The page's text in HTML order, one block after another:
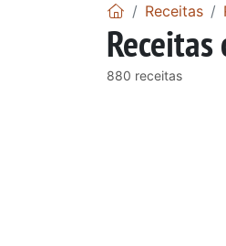
Receitas
880 receitas